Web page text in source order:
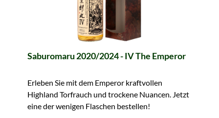
Saburomaru 2020/2024 - IV The Emperor
Erleben Sie mit dem Emperor kraftvollen
Highland Torfrauch und trockene Nuancen. Jetzt
eine der wenigen Flaschen bestellen!